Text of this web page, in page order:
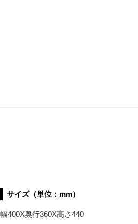
サイズ（単位：mm）
幅400X奥行360X高さ440